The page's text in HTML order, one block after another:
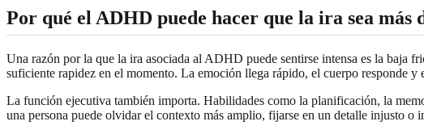
Por qué el ADHD puede hacer que la ira sea
Una razón por la que la ira asociada al ADHD puede sentirse intensa es la baja
suficiente rapidez en el momento. La emoción llega rápido, el cuerpo responde y
La función ejecutiva también importa. Habilidades como la planificación, la
una persona puede olvidar el contexto más amplio, fijarse en un detalle injusto o